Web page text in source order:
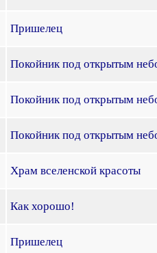
Пришелец
Покойник под открытым
Покойник под открытым
Покойник под открытым
Храм вселенской красоты
Как хорошо!
Пришелец